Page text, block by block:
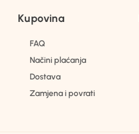
Kupovina
FAQ
Načini plaćanja
Dostava
Zamjena i povrati